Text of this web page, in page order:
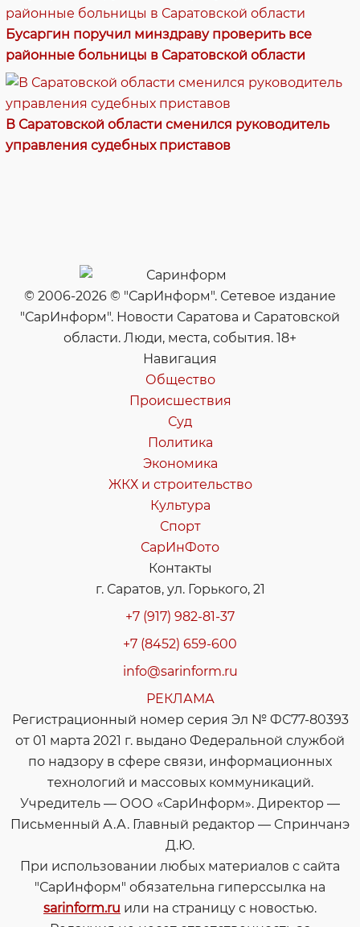
Бусаргин поручил минздраву проверить все
районные больницы в Саратовской области
В Саратовской области сменился руководитель
управления судебных приставов
© 2006-2026 © "СарИнформ". Сетевое издание
"СарИнформ". Новости Саратова и Саратовской
области. Люди, места, события. 18+
Навигация
Общество
Происшествия
Суд
Политика
Экономика
ЖКХ и строительство
Культура
Спорт
СарИнФото
Контакты
г. Саратов, ул. Горького, 21
+7 (917) 982-81-37
+7 (8452) 659-600
info@sarinform.ru
РЕКЛАМА
Регистрационный номер серия Эл № ФС77-80393
от 01 марта 2021 г. выдано Федеральной службой
по надзору в сфере связи, информационных
технологий и массовых коммуникаций.
Учредитель — ООО «СарИнформ». Директор —
Письменный А.А. Главный редактор — Спринчанэ
Д.Ю.
При использовании любых материалов с сайта
"СарИнформ" обязательна гиперссылка на
sarinform.ru или на страницу с новостью.